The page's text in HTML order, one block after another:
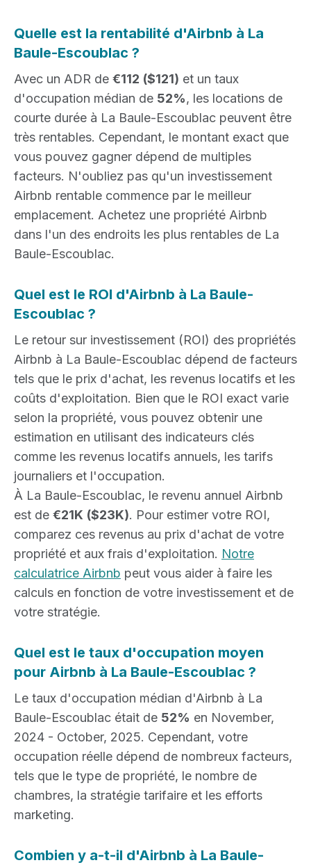
Quelle est la rentabilité d'Airbnb à La
Baule-Escoublac ?
Avec un ADR de €112 ($121) et un taux
d'occupation médian de 52%, les locations de
courte durée à La Baule-Escoublac peuvent être
très rentables. Cependant, le montant exact que
vous pouvez gagner dépend de multiples
facteurs. N'oubliez pas qu'un investissement
Airbnb rentable commence par le meilleur
emplacement. Achetez une propriété Airbnb
dans l'un des endroits les plus rentables de La
Baule-Escoublac.
Quel est le ROI d'Airbnb à La Baule-
Escoublac ?
Le retour sur investissement (ROI) des propriétés
Airbnb à La Baule-Escoublac dépend de facteurs
tels que le prix d'achat, les revenus locatifs et les
coûts d'exploitation. Bien que le ROI exact varie
selon la propriété, vous pouvez obtenir une
estimation en utilisant des indicateurs clés
comme les revenus locatifs annuels, les tarifs
journaliers et l'occupation.
À La Baule-Escoublac, le revenu annuel Airbnb
est de €21K ($23K). Pour estimer votre ROI,
comparez ces revenus au prix d'achat de votre
propriété et aux frais d'exploitation. Notre
calculatrice Airbnb peut vous aider à faire les
calculs en fonction de votre investissement et de
votre stratégie.
Quel est le taux d'occupation moyen
pour Airbnb à La Baule-Escoublac ?
Le taux d'occupation médian d'Airbnb à La
Baule-Escoublac était de 52% en November,
2024 - October, 2025. Cependant, votre
occupation réelle dépend de nombreux facteurs,
tels que le type de propriété, le nombre de
chambres, la stratégie tarifaire et les efforts
marketing.
Combien y a-t-il d'Airbnb à La Baule-